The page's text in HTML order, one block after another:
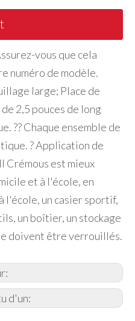
vous que cela
numéro de modèle.
large; Place de
2,5 pouces de long
?? Chaque ensemble de
? Application de
Crémous est mieux
et à l'école, en
l'école, un casier sportif,
un boîtier, un stockage
doivent être verrouillés.
d'un: